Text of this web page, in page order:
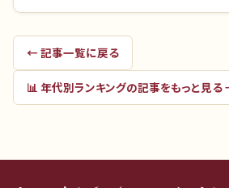
← 記事一覧に戻る
📊 年代別ランキングの記事をもっと見る